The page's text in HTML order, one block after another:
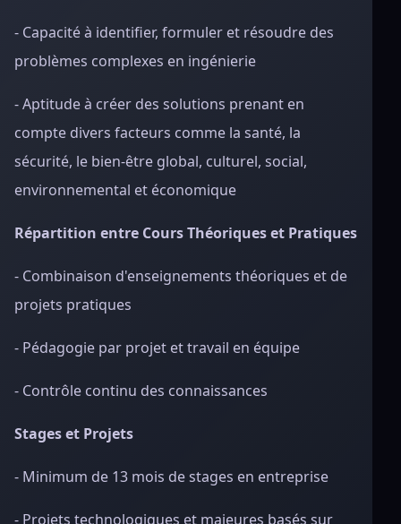
- Capacité à identifier, formuler et résoudre des
problèmes complexes en ingénierie
- Aptitude à créer des solutions prenant en
compte divers facteurs comme la santé, la
sécurité, le bien-être global, culturel, social,
environnemental et économique
Répartition entre Cours Théoriques et Pratiques
- Combinaison d'enseignements théoriques et de
projets pratiques
- Pédagogie par projet et travail en équipe
- Contrôle continu des connaissances
Stages et Projets
- Minimum de 13 mois de stages en entreprise
- Projets technologiques et majeures basés sur